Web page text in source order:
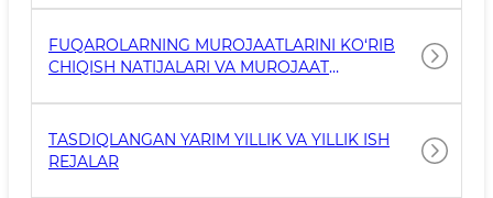
FUQAROLARNING MUROJAATLARINI KO‘RIB
CHIQISH NATIJALARI VA MUROJAAT
TASDIQLANGAN YARIM YILLIK VA YILLIK ISH
REJALAR